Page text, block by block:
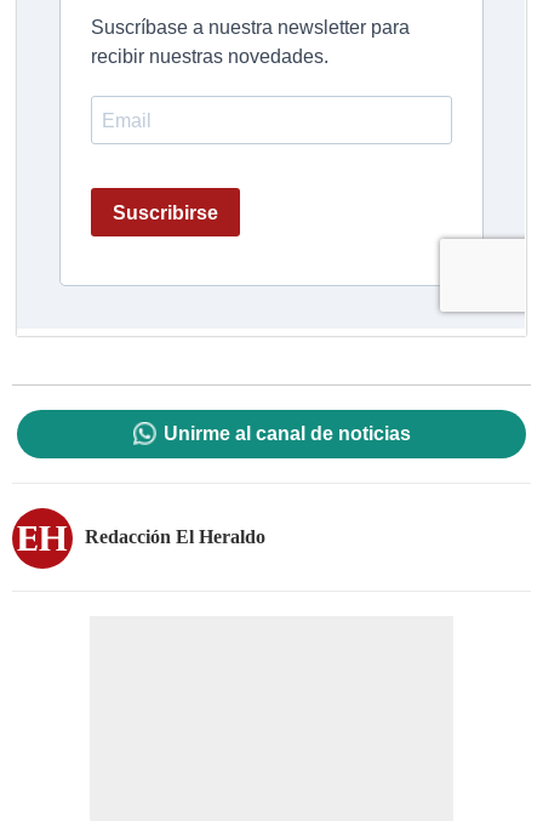
Unirme al canal de noticias
Redacción El Heraldo